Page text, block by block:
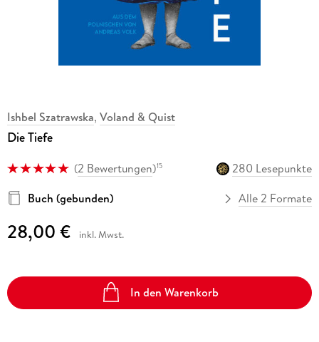
Ishbel Szatrawska, Voland & Quist
Die Tiefe
(2 Bewertungen)15
280 Lesepunkte
Buch (gebunden)
Alle 2 Formate
28,00 € inkl. Mwst.
In den Warenkorb